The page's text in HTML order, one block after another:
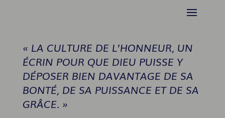
« LA CULTURE DE L’HONNEUR, UN
ÉCRIN POUR QUE DIEU PUISSE Y
DÉPOSER BIEN DAVANTAGE DE SA
BONTÉ, DE SA PUISSANCE ET DE SA
GRÂCE. »